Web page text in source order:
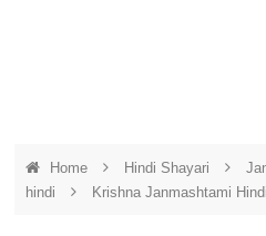
Home Hindi Shayari
hindi
Krishna Janmashtami